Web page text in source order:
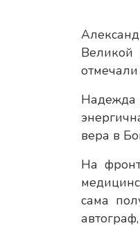
Надежда
вера в
На
сама